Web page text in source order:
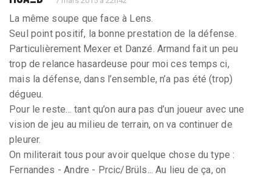
La même soupe que face à Lens.
Seul point positif, la bonne prestation de la défense.
Particulièrement Mexer et Danzé. Armand fait un peu
trop de relance hasardeuse pour moi ces temps ci,
mais la défense, dans l’ensemble, n’a pas été (trop)
dégueu.
Pour le reste... tant qu’on aura pas d’un joueur avec une
vision de jeu au milieu de terrain, on va continuer de
pleurer.
On militerait tous pour avoir quelque chose du type :
Fernandes - Andre - Prcic/Brüls... Au lieu de ça, on